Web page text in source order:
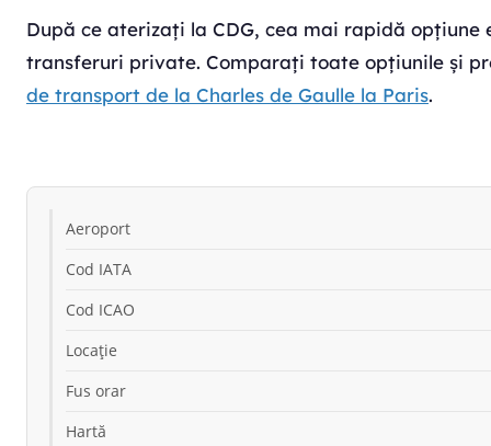
După ce aterizați la CDG, cea mai rapidă
transferuri private. Comparați toate opțiunile și
de transport de la Charles de Gaulle la Paris.
Aeroport
Cod IATA
Cod ICAO
Locație
Fus orar
Hartă